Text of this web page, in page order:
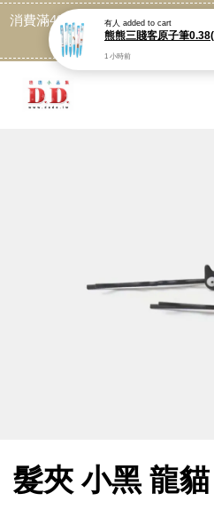
消費滿499免運喔, 記得加
點我
髮夾 小黑 龍貓
您的購物車目
有人 added to cart
熊熊三賤客原子筆
1 小時前